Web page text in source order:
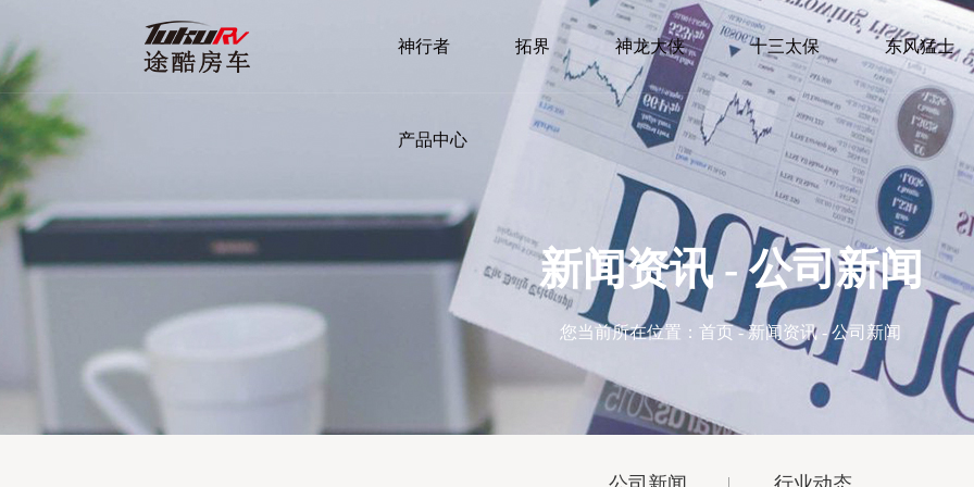
神行者 拓界 神龙大侠 十三太保 东风猛士
产品中心
新闻资讯 - 公司新闻
您当前所在位置： 首页-新闻资讯 - 公司新闻